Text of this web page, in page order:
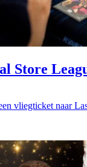
Store
vliegticket naar